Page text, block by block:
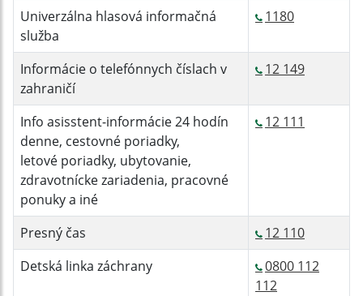
Univerzálna hlasová informačná
služba
1180
Informácie o telefónnych číslach v
zahraničí
12 149
Info asisstent-informácie 24 hodín
denne, cestovné poriadky,
letové poriadky, ubytovanie,
zdravotnícke zariadenia, pracovné
ponuky a iné
12 111
Presný čas
12 110
Detská linka záchrany
0800 112
112